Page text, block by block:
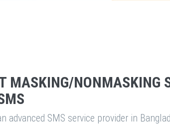
MASKING/NONMASKING
advanced SMS service provider in